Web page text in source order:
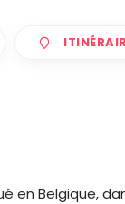
en Belgique,